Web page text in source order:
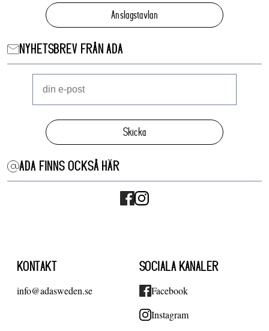
Anslagstavlan
NYHETSBREV FRÅN ADA
Skicka
ADA FINNS OCKSÅ HÄR
KONTAKT
info@adasweden.se
SOCIALA KANALER
Facebook
Instagram